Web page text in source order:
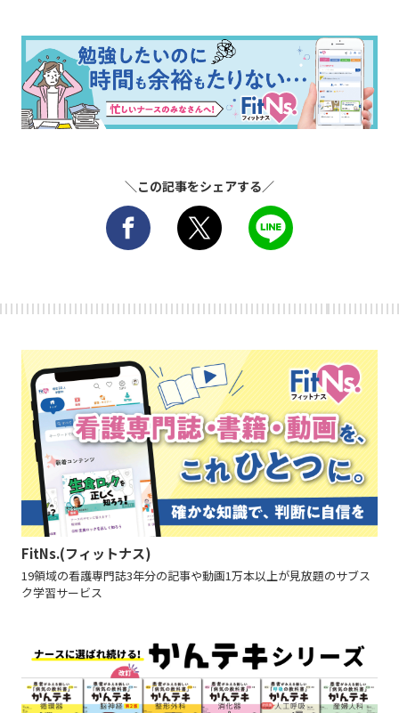
＼この記事をシェアする／
FitNs.(フィットナス)
19領域の看護専門誌3年分の記事や動画1万本以上が見放題のサブス
ク学習サービス